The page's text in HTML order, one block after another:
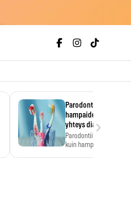
Parodontiitti on
hampaiden
yhteys diabetekseen
Parodontiitti on
kuin hampaiden
›